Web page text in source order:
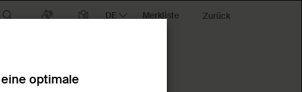
Merkliste Zurück
optimale